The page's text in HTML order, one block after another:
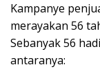
Kampanye
merayakan 56
Sebanyak 56
antaranya: